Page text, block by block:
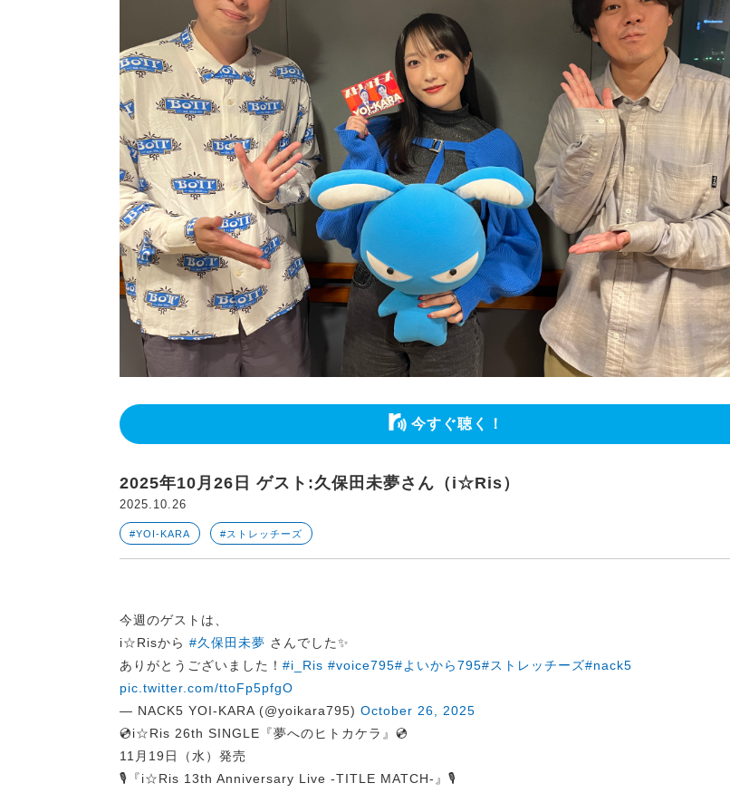
今すぐ聴く！
2025年10月26日 ゲスト:久保田未夢さん（i☆Ris）
2025.10.26
#YOI-KARA #ストレッチーズ
今週のゲストは、
i☆Risから #久保田未夢 さんでした✨
ありがとうございました！ #i_Ris #voice795#よいから795#ストレッチーズ#nack5
pic.twitter.com/ttoFp5pfgO
— NACK5 YOI-KARA (@yoikara795) October 26, 2025
💿i☆Ris 26th SINGLE『夢へのヒトカケラ』💿
11月19日（水）発売
🎙『i☆Ris 13th Anniversary Live -TITLE MATCH-』🎙